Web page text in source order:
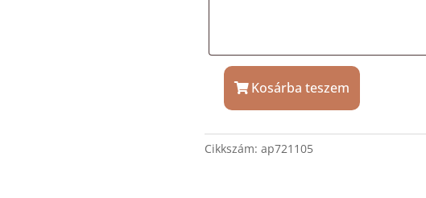
Világító
vezeték
nélküli
telefontöltő
Kosárba teszem
Cikkszám: ap721105